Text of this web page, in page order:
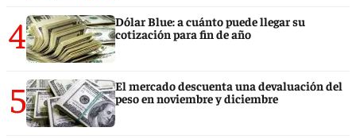
4
Dólar Blue: a cuánto puede llegar su
cotización para fin de año
5
El mercado descuenta una devaluación del
peso en noviembre y diciembre